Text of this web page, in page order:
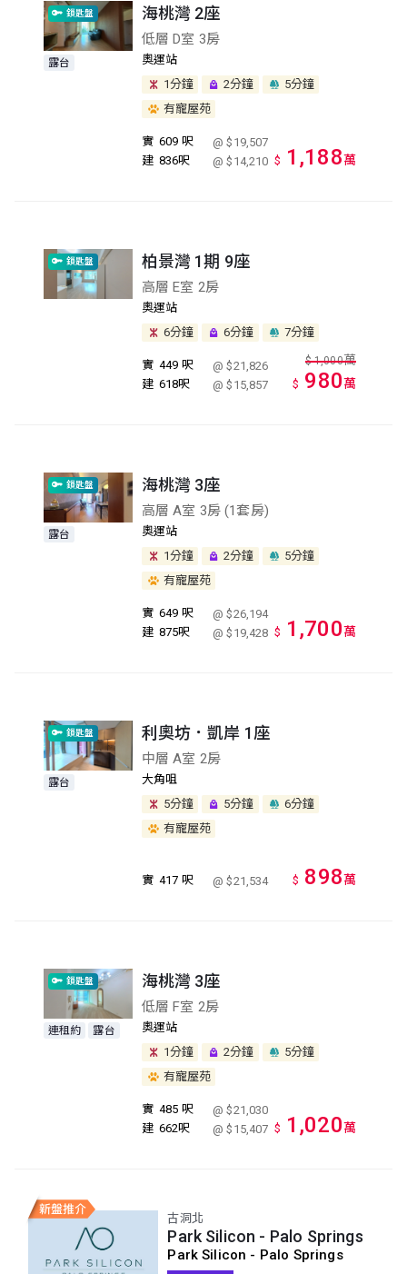
鎖匙盤
露台
海桃灣 2座
低層 D室 3房
奧運站
1分鐘
2分鐘
5分鐘
有寵屋苑
實 609 呎
@ $19,507
建 836呎 @ $14,210 $ 1,188萬
鎖匙盤 柏景灣 1期 9座
高層 E室 2房
奧運站
6分鐘
6分鐘 7分鐘
實 449 呎
@ $21,826
建 618呎 @ $15,857
$ 1,000萬
$ 980萬
鎖匙盤
露台
海桃灣 3座
高層 A室 3房 (1套房)
奧運站
1分鐘
2分鐘
5分鐘
有寵屋苑
實 649 呎
@ $26,194
建 875呎 @ $19,428 $ 1,700萬
鎖匙盤
露台
利奧坊．凱岸 1座
中層 A室 2房
大角咀
5分鐘
5分鐘
6分鐘
有寵屋苑
實 417 呎 @ $21,534 $ 898萬
鎖匙盤
連租約 露台
海桃灣 3座
低層 F室 2房
奧運站
1分鐘
2分鐘
5分鐘
有寵屋苑
實 485 呎
@ $21,030
建 662呎 @ $15,407 $ 1,020萬
古洞北
Park Silicon - Palo Springs
Park Silicon - Palo Springs